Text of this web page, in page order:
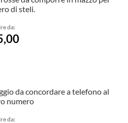
di steli.
da:
da concordare a telefono al
numero
da: